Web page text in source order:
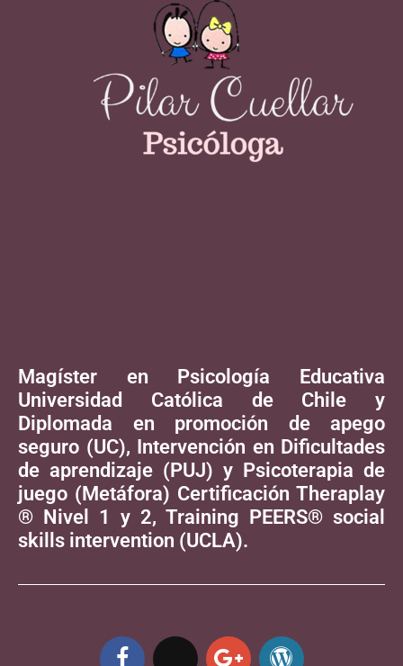
Magíster en Psicología Educativa
Universidad Católica de Chile y
Diplomada en promoción de apego
seguro (UC), Intervención en Dificultades
de aprendizaje (PUJ) y Psicoterapia de
juego (Metáfora) Certificación Theraplay
® Nivel 1 y 2, Training PEERS® social
skills intervention (UCLA).
F
X
G
W